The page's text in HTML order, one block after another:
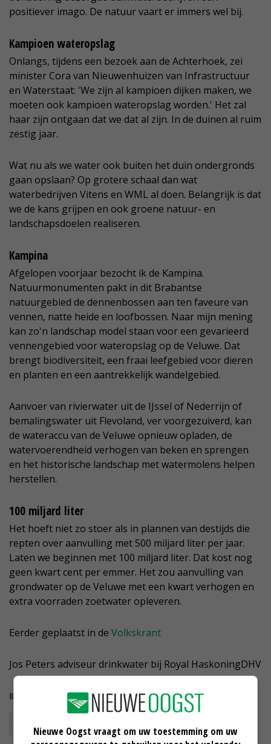
positiever imago. De natuur vaart er immers wel bij.
Kampioen wateropslag
Onlangs, tijdens een bezoek aan de Achterhoek, zei
minister Cora van Nieuwenhuizen van Infrastructuur
en Waterstaat: 'We zijn al kampioen dijken maken, we
moeten ook kampioen wateropslag worden.' Het zal
haar zijn ontgaan dat we dat al zijn. In de duinen al ruim
zestig jaar.
Wat nu als we water ook buiten het duin ondergronds
gaan opslaan? Op grotere schaal dan wat
waterbedrijven Vitens en WML al doen. Belangrijk is dat
we de kans grijpen en ook groene natuur- en
landschapsdoelen realiseren.
Kampina
Afgelopen voorjaar bezocht ik de Kampina.
Natuurmonumenten pakt in dit Brabantse
natuurgebied de dennenbossen aan ten faveure van
vennen, natte heide en loofbossen. Naar mijn mening
kan zo'n landschap model staan voor een gevarieerd
vennengebied voor wateropslag op de Veluwe. Dat
brengt biodiversiteit, een fraai leefgebied voor dieren
en planten en een aantrekkelijk wandelgebied.
Aanvoer van rivierwater uit de IJssel of Nederrijn of
bemalingswater uit Flevoland, ver voorgezuiverd, kan
de wateraccu van de Veluwe opnieuw opladen, de
watervoerendheid verhogen van beken en sprengen
en het historische landschap met watermolens helpen
herstellen.
100 miljard liter
Het hoeft niet zo stoer als in plannen van destijds die
repten over aanvulling met 500 miljard liter per jaar.
Laten we beginnen met 100 miljard liter. Dat kost nog
geen kwart cent per emmer. Het zou aanvulling van
grondwater op de Veluwe met een kwart verhogen en
extra voorraden zoetwater opleveren.
Eerder geplaatst in de Volkskrant
Jos Peters adviseur drinkwater bij Royal HaskoningDHV
Bekijk meer over:
waterwinning
Nieuwe Oogst vraagt om uw toestemming om uw